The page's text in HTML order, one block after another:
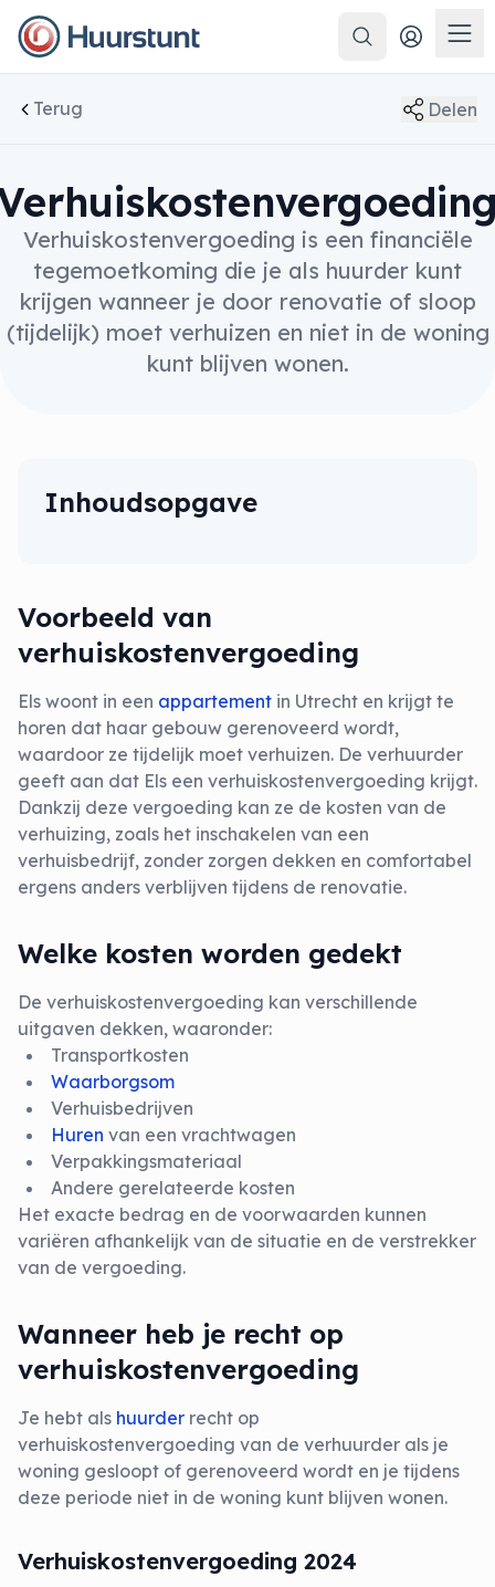
Zoeken
Terug
Delen
Verhuiskostenvergoeding is een financiële
tegemoetkoming die je als huurder kunt
krijgen wanneer je door renovatie of sloop
(tijdelijk) moet verhuizen en niet in de woning
kunt blijven wonen.
Inhoudsopgave
Voorbeeld van
verhuiskostenvergoeding
Els woont in een appartement in Utrecht en krijgt te
horen dat haar gebouw gerenoveerd wordt,
waardoor ze tijdelijk moet verhuizen. De verhuurder
geeft aan dat Els een verhuiskostenvergoeding krijgt.
Dankzij deze vergoeding kan ze de kosten van de
verhuizing, zoals het inschakelen van een
verhuisbedrijf, zonder zorgen dekken en comfortabel
ergens anders verblijven tijdens de renovatie.
Welke kosten worden gedekt
De verhuiskostenvergoeding kan verschillende
uitgaven dekken, waaronder:
Transportkosten
Waarborgsom
Verhuisbedrijven
Huren van een vrachtwagen
Verpakkingsmateriaal
Andere gerelateerde kosten
Het exacte bedrag en de voorwaarden kunnen
variëren afhankelijk van de situatie en de verstrekker
van de vergoeding.
Wanneer heb je recht op
verhuiskostenvergoeding
Je hebt als huurder recht op
verhuiskostenvergoeding van de verhuurder als je
woning gesloopt of gerenoveerd wordt en je tijdens
deze periode niet in de woning kunt blijven wonen.
Verhuiskostenvergoeding 2024